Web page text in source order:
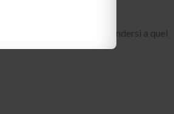
come sarebbe stato arrendersi a quel